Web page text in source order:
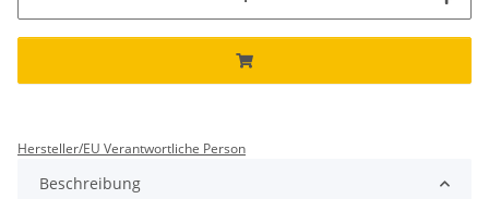
Hersteller/EU Verantwortliche Person
Beschreibung